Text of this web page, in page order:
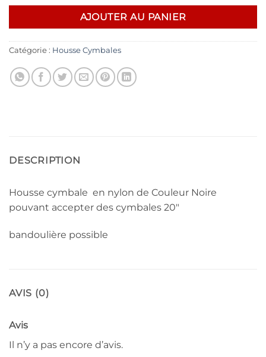
AJOUTER AU PANIER
Catégorie : Housse Cymbales
DESCRIPTION
Housse cymbale en nylon de Couleur Noire
pouvant accepter des cymbales 20″
bandoulière possible
AVIS (0)
Avis
Il n’y a pas encore d’avis.